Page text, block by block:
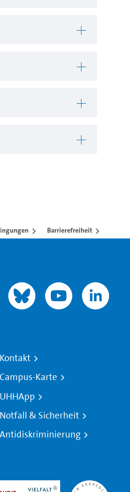
Barrierefreiheit
Kontakt
Campus-Karte
UHHApp
Notfall & Sicherheit
Antidiskriminierung